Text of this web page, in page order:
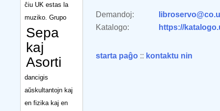
ĉiu UK estas la
muziko. Grupo
Sepa
kaj
Asorti
dancigis
aŭskultantojn kaj
en fizika kaj en
Demandoj:
Katalogo:
https://
starta paĝo :: kontaktu nin